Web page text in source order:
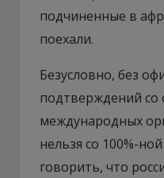
подчиненные в
поехали.
Безусловно, без
подтверждений
международных
нельзя со 100%-
говорить, что